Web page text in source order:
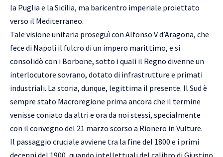
la Puglia e la Sicilia, ma baricentro imperiale proiettato
verso il Mediterraneo.
Tale visione unitaria proseguì con Alfonso V d’Aragona, che
fece di Napoli il fulcro di un impero marittimo, e si
consolidò con i Borbone, sotto i quali il Regno divenne un
interlocutore sovrano, dotato di infrastrutture e primati
industriali. La storia, dunque, legittima il presente. Il Sud è
sempre stato Macroregione prima ancora che il termine
venisse coniato da altri e ora da noi stessi, specialmente
con il convegno del 21 marzo scorso a Rionero in Vulture.
Il passaggio cruciale avviene tra la fine del 1800 e i primi